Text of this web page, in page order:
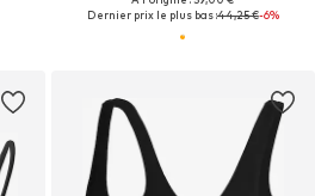
Dernier prix le plus bas :44,25 €-6%